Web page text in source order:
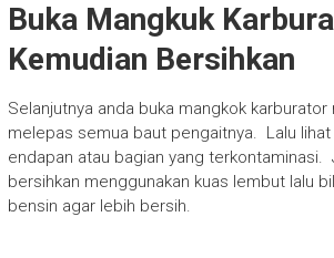
Buka Mangkuk
Kemudian Bersihkan
Selanjutnya anda buka mangkok
melepas semua baut pengaitnya. Lalu lihat
endapan atau bagian yang terkontaminasi.
bersihkan menggunakan kuas lembut lalu
bensin agar lebih bersih.